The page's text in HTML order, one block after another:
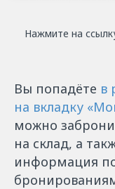
Нажмите на
Вы попадёте в
на вкладку
можно
на склад, а
информация